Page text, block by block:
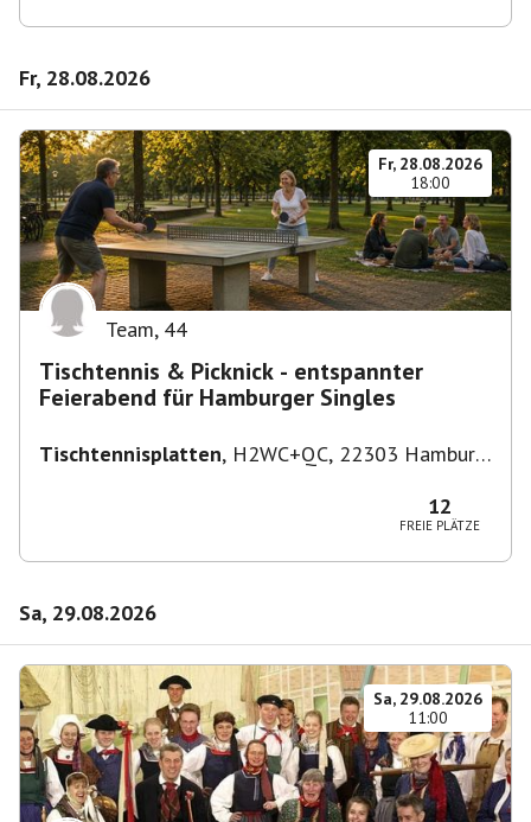
Fr, 28.08.2026
Fr, 28.08.2026
18:00
Team, 44
Tischtennis & Picknick - entspannter
Feierabend für Hamburger Singles
Tischtennisplatten, H2WC+QC, 22303 Hamburg,
12
FREIE PLÄTZE
Sa, 29.08.2026
Sa, 29.08.2026
11:00